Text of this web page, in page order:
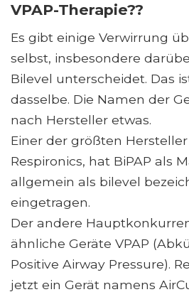
VPAP-Therapie??
Es gibt einige Verwirrung
selbst, insbesondere
Bilevel unterscheidet. Das
dasselbe. Die Namen der
nach Hersteller etwas.
Einer der größten
Respironics, hat BiPAP als
allgemein als bilevel
eingetragen.
Der andere
ähnliche Geräte VPAP
Positive Airway Pressure).
jetzt ein Gerät namens